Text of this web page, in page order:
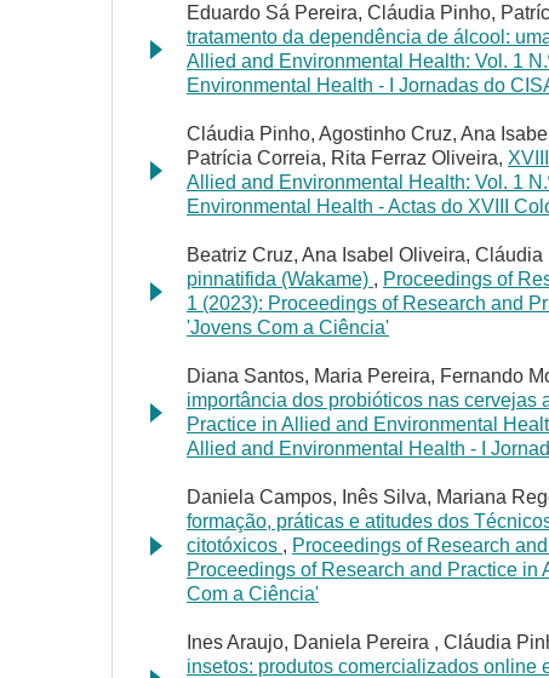
Eduardo Sá Pereira, Cláudia Pinho,
tratamento da dependência de álcool:
Allied and Environmental Health: Vol. 1
Environmental Health - I Jornadas do
Cláudia Pinho, Agostinho Cruz, Ana
Patrícia Correia, Rita Ferraz Oliveira,
Allied and Environmental Health: Vol. 1
Environmental Health - Actas do XVIII
Beatriz Cruz, Ana Isabel Oliveira, Cláudia
pinnatifida (Wakame) , Proceedings of
1 (2023): Proceedings of Research and
'Jovens Com a Ciência'
Diana Santos, Maria Pereira, Fernando
importância dos probióticos nas cervejas
Practice in Allied and Environmental
Allied and Environmental Health - I
Daniela Campos, Inês Silva, Mariana
formação, práticas e atitudes dos
citotóxicos , Proceedings of Research
Proceedings of Research and Practice
Com a Ciência'
Ines Araujo, Daniela Pereira , Cláudia
insetos: produtos comercializados online